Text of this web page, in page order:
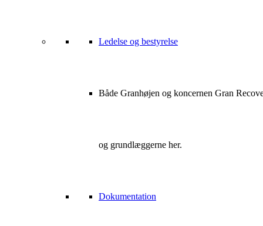
Ledelse og bestyrelse
Både Granhøjen og koncernen Gran
og grundlæggerne her.
Dokumentation